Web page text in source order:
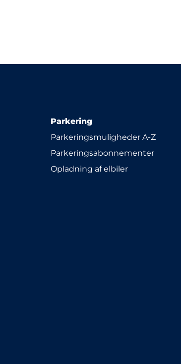
Parkering
Parkeringsmuligheder A-Z
Parkeringsabonnementer
Opladning af elbiler